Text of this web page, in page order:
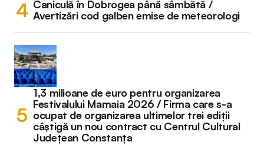
Caniculă în Dobrogea până sâmbătă /
Avertizări cod galben emise de meteorologi
1,3 milioane de euro pentru organizarea
Festivalului Mamaia 2026 / Firma care s-a
ocupat de organizarea ultimelor trei ediții
câștigă un nou contract cu Centrul Cultural
Județean Constanța